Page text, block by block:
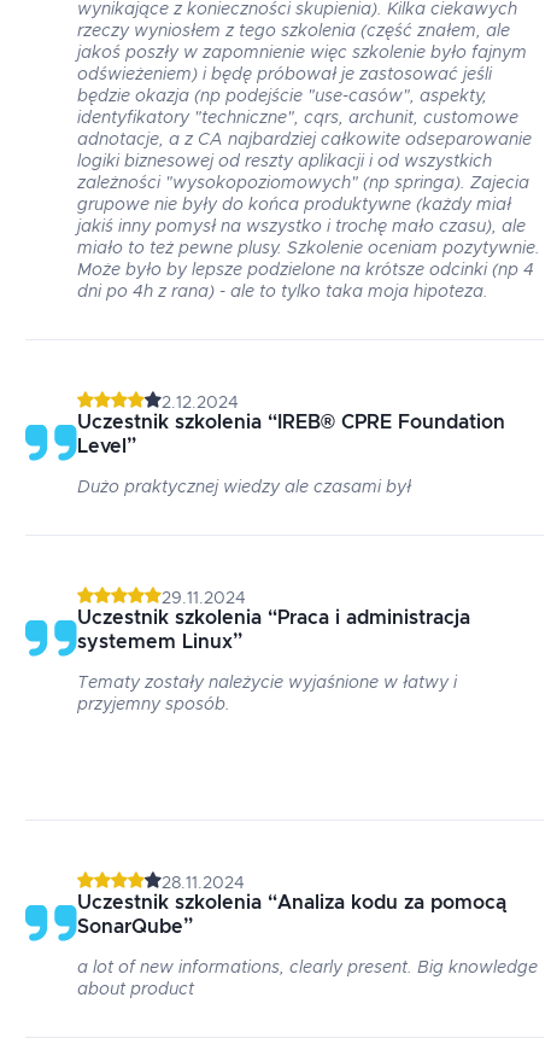
wynikające z konieczności skupienia). Kilka ciekawych
rzeczy wyniosłem z tego szkolenia (część znałem, ale
jakoś poszły w zapomnienie więc szkolenie było fajnym
odświeżeniem) i będę próbował je zastosować jeśli
będzie okazja (np podejście "use-casów", aspekty,
identyfikatory "techniczne", cqrs, archunit, customowe
adnotacje, a z CA najbardziej całkowite odseparowanie
logiki biznesowej od reszty aplikacji i od wszystkich
zależności "wysokopoziomowych" (np springa). Zajecia
grupowe nie były do końca produktywne (każdy miał
jakiś inny pomysł na wszystko i trochę mało czasu), ale
miało to też pewne plusy. Szkolenie oceniam pozytywnie.
Może było by lepsze podzielone na krótsze odcinki (np 4
dni po 4h z rana) - ale to tylko taka moja hipoteza.
2.12.2024
Uczestnik szkolenia “ IREB® CPRE Foundation
Level ”
Dużo praktycznej wiedzy ale czasami był
29.11.2024
Uczestnik szkolenia “Praca i administracja
systemem Linux”
Tematy zostały należycie wyjaśnione w łatwy i
przyjemny sposób.
28.11.2024
Uczestnik szkolenia “Analiza kodu za pomocą
SonarQube”
a lot of new informations, clearly present. Big knowledge
about product